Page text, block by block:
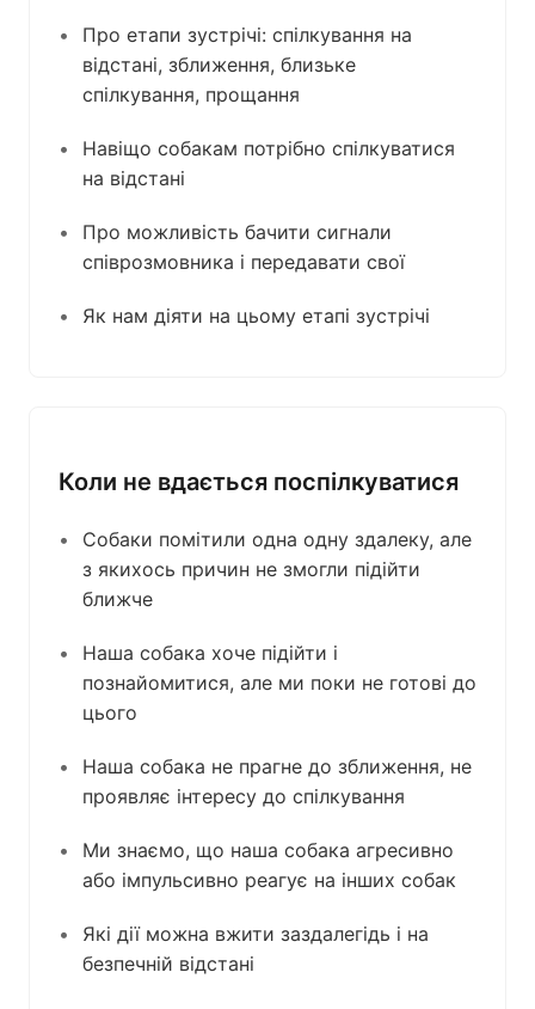
Про етапи зустрічі: спілкування на
відстані, зближення, близьке
спілкування, прощання
Навіщо собакам потрібно спілкуватися
на відстані
Про можливість бачити сигнали
співрозмовника і передавати свої
Як нам діяти на цьому етапі зустрічі
Коли не вдається поспілкуватися
Собаки помітили одна одну здалеку, але
з якихось причин не змогли підійти
ближче
Наша собака хоче підійти і
познайомитися, але ми поки не готові до
цього
Наша собака не прагне до зближення, не
проявляє інтересу до спілкування
Ми знаємо, що наша собака агресивно
або імпульсивно реагує на інших собак
Які дії можна вжити заздалегідь і на
безпечній відстані